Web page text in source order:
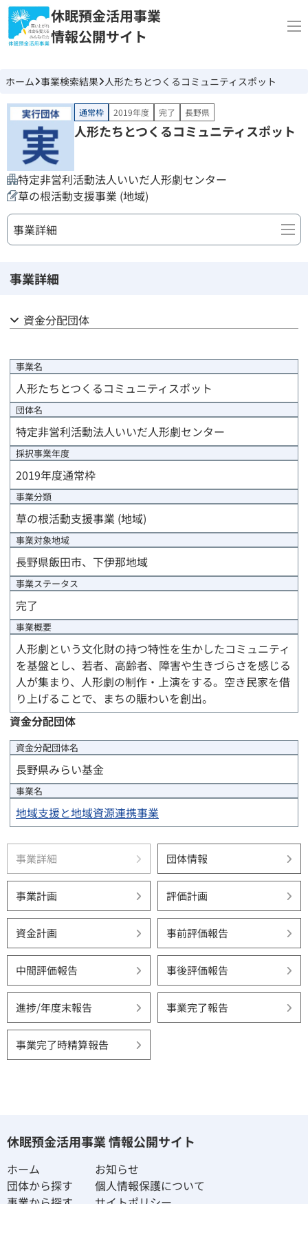
休眠預金活用事業
情報公開サイト
ホーム 事業検索結果 人形たちとつくるコミュニティスポット
通常枠 2019年度 完了 長野県
人形たちとつくるコミュニティスポット
特定非営利活動法人いいだ人形劇センター
草の根活動支援事業 (地域)
事業詳細
事業計画
評価計画
資金計画
事前評価報告
中間評価報告
事後評価報告
進捗/年度末報告
事業完了報告
事業完了時精算報告
事業詳細
資金分配団体
事業名
人形たちとつくるコミュニティスポット
団体名
特定非営利活動法人いいだ人形劇センター
採択事業年度
2019年度通常枠
事業分類
草の根活動支援事業 (地域)
事業対象地域
長野県飯田市、下伊那地域
事業ステータス
完了
事業概要
人形劇という文化財の持つ特性を生かしたコミュニティ
を基盤とし、若者、高齢者、障害や生きづらさを感じる
人が集まり、人形劇の制作・上演をする。空き民家を借
り上げることで、まちの賑わいを創出。
資金分配団体
資金分配団体名
長野県みらい基金
事業名
地域支援と地域資源連携事業
事業詳細 団体情報
事業計画 評価計画
資金計画 事前評価報告
中間評価報告 事後評価報告
進捗/年度末報告 事業完了報告
事業完了時精算報告
休眠預金活用事業 情報公開サイト
ホーム
団体から探す
事業から探す
お知らせ
個人情報保護について
サイトポリシー